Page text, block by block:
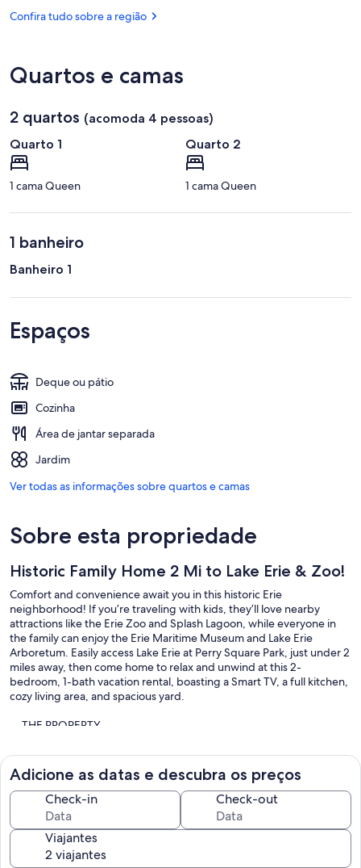
Pensilvânia
Confira tudo sobre a região
Quartos e camas
2 quartos (acomoda 4 pessoas)
Quarto 1
1 cama Queen
Quarto 2
1 cama Queen
1 banheiro
Banheiro 1
Espaços
Deque ou pátio
Cozinha
Área de jantar separada
Jardim
Ver todas as informações sobre quartos e camas
Sobre esta propriedade
Historic Family Home 2 Mi to Lake Erie & Zoo!
Comfort and convenience await you in this historic Erie
neighborhood! If you’re traveling with kids, they’ll love nearby
attractions like the Erie Zoo and Splash Lagoon, while everyone in
the family can enjoy the Erie Maritime Museum and Lake Erie
Arboretum. Easily access Lake Erie at Perry Square Park, just under 2
miles away, then come home to relax and unwind at this 2-
bedroom, 1-bath vacation rental, boasting a Smart TV, a full kitchen,
cozy living area, and spacious yard.
-- THE PROPERTY --
Wheelchair Ramp | Smart TV | Large Yard | 1,300 Sq Ft
Whether you’re in town to visit family at the local colleges or explore
Lake Erie, this 1865 townhome is centrally located near a long list of
popular attractions that is sure to satisfy the adventurer within.
Bedroom 1: Queen Bed | Bedroom 2: Queen Bed | Additional
Sleeping: Pack ‘n Play, Crib
Adicione as datas e descubra os preços
Check-in Check-out
Viajantes